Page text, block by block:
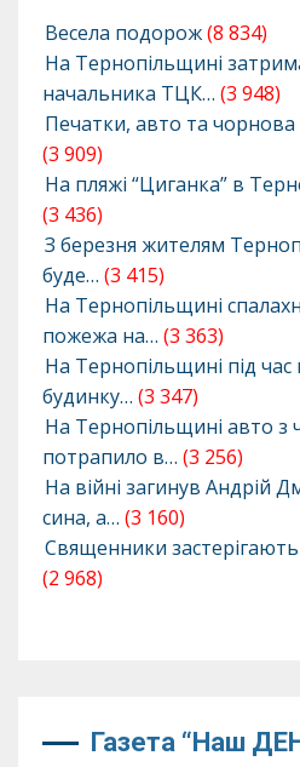
Весела подорож(8 834)
На Тернопільщині
начальника ТЦК… (3 948)
Печатки, авто та чорнова
(3 909)
На пляжі “Циганка” в
(3 436)
З березня жителям
буде… (3 415)
На Тернопільщині
пожежа на… (3 363)
На Тернопільщині під
будинку… (3 347)
На Тернопільщині авто з
потрапило в… (3 256)
На війні загинув Андрій
сина, а… (3 160)
Священники застерігають
(2 968)
Газета “Наш